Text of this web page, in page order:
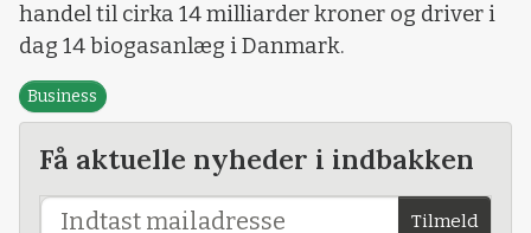
handel til cirka 14 milliarder kroner og driver i
dag 14 biogasanlæg i Danmark.
Business
Få aktuelle nyheder i indbakken
Tilmeld